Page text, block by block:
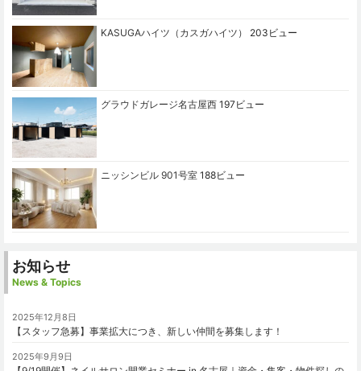
KASUGAハイツ（カスガハイツ） 203ビュー
グラウドガレージ名古屋西 197ビュー
ニッシンビル 901号室 188ビュー
お知らせ
News & Topics
2025年12月8日
【スタッフ急募】事業拡大につき、新しい仲間を募集します！
2025年9月9日